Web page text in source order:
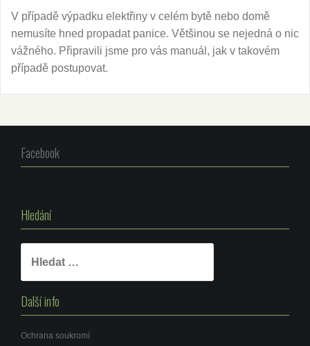
V případě výpadku elektřiny v celém bytě nebo domě
nemusíte hned propadat panice. Většinou se nejedná o nic
vážného. Připravili jsme pro vás manuál, jak v takovém
případě postupovat.
Facebook
Hledání
Další info
Ochrana soukromí